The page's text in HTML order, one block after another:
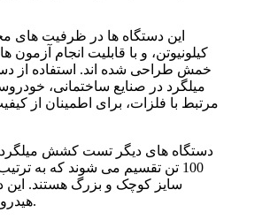
این دستگاه ها در ظرفیت
کیلونیوتن، و با قابلیت انجام آزمون
خمش طراحی شده اند. استفاده
میلگرد در صنایع ساختمانی،
مرتبط با فلزات، برای اطمینان از
100 تن تقسیم می شوند که به
سایز کوچک و بزرگ هستند. این
هیدرولیک عمل می کنند.